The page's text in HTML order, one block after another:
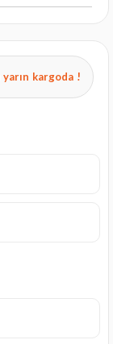
yarın kargoda !